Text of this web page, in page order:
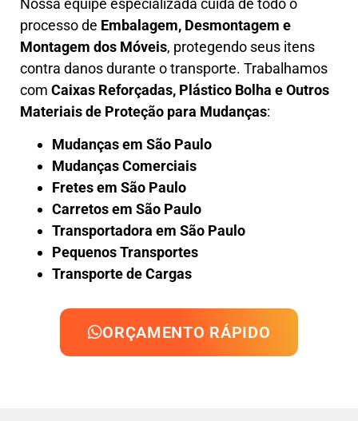
processo de Embalagem, Desmontagem e
Montagem dos Móveis, protegendo seus itens
contra danos durante o transporte. Trabalhamos
com Caixas Reforçadas, Plástico Bolha e Outros
Materiais de Proteção para Mudanças:
Mudanças em São Paulo
Mudanças Comerciais
Fretes em São Paulo
Carretos em São Paulo
Transportadora em São Paulo
Pequenos Transportes
Transporte de Cargas
ORÇAMENTO RÁPIDO